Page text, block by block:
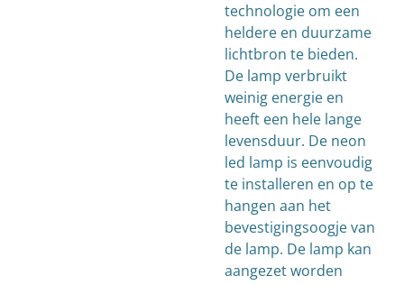
technologie om een
heldere en duurzame
lichtbron te bieden.
De lamp verbruikt
weinig energie en
heeft een hele lange
levensduur. De neon
led lamp is eenvoudig
te installeren en op te
hangen aan het
bevestigingsoogje van
de lamp. De lamp kan
aangezet worden